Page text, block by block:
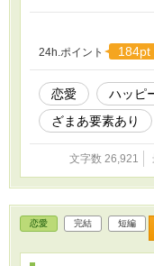
た彼女と付き合いた
の男にとられる前に
タリアに告白したのも
令で、家のためだっ
ーは小さな巾着袋をテ
ってる。ぼくは不倫し
う必要はないけど……
袋。リリアンの借金
か。 「…………はっ」
涙が出そうになった。
しています。
24h.ポイント 184pt
恋愛 ハッピ
ざまあ要素あり
文字数 26,921
恋愛 完結 短編